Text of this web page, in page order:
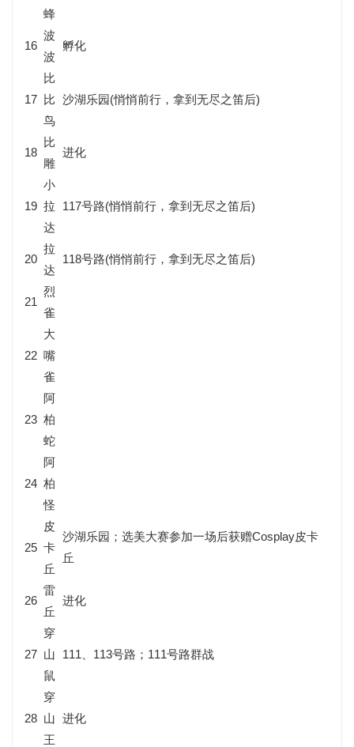
蜂
16
波
波
孵化
17
比
比
鸟
沙湖乐园(悄悄前行，拿到无尽之笛后)
18
比
雕
进化
19
小
拉
达
117号路(悄悄前行，拿到无尽之笛后)
20
拉
达
118号路(悄悄前行，拿到无尽之笛后)
21
烈
雀
22
大
嘴
雀
23
阿
柏
蛇
24
阿
柏
怪
25
皮
卡
丘
沙湖乐园；选美大赛参加一场后获赠Cosplay皮卡
丘
26
雷
丘
进化
27
穿
山
鼠
111、113号路；111号路群战
28
穿
山
王
进化